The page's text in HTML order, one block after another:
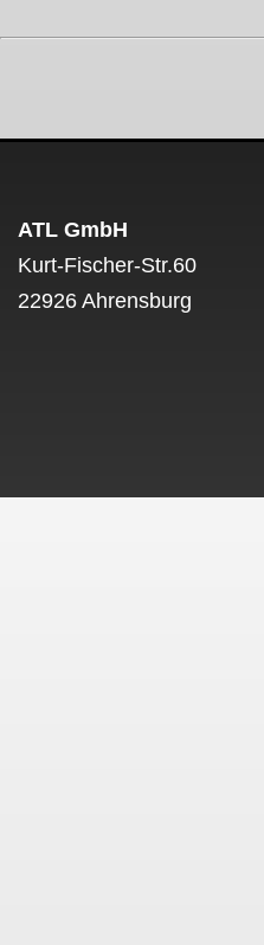
ATL GmbH
Kurt-Fischer-Str.60
22926 Ahrensburg